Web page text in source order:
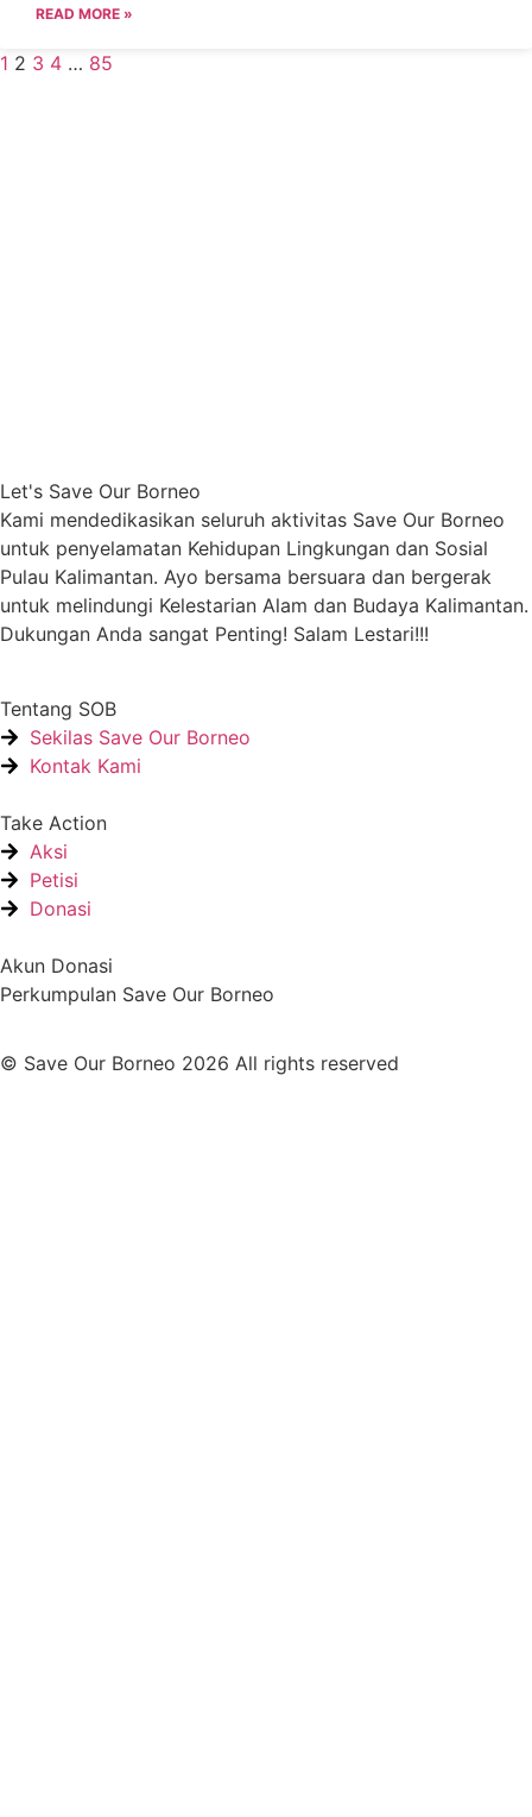
READ MORE »
1 2 3 4 … 85
Let's Save Our Borneo
Kami mendedikasikan seluruh aktivitas Save Our Borneo
untuk penyelamatan Kehidupan Lingkungan dan Sosial
Pulau Kalimantan. Ayo bersama bersuara dan bergerak
untuk melindungi Kelestarian Alam dan Budaya Kalimantan.
Dukungan Anda sangat Penting! Salam Lestari!!!
Tentang SOB
Sekilas Save Our Borneo
Kontak Kami
Take Action
Aksi
Petisi
Donasi
Akun Donasi
Perkumpulan Save Our Borneo
© Save Our Borneo 2026 All rights reserved